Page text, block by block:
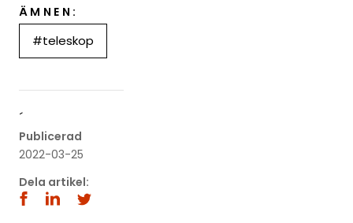
ÄMNEN:
#teleskop
´
Publicerad
2022-03-25
Dela artikel: